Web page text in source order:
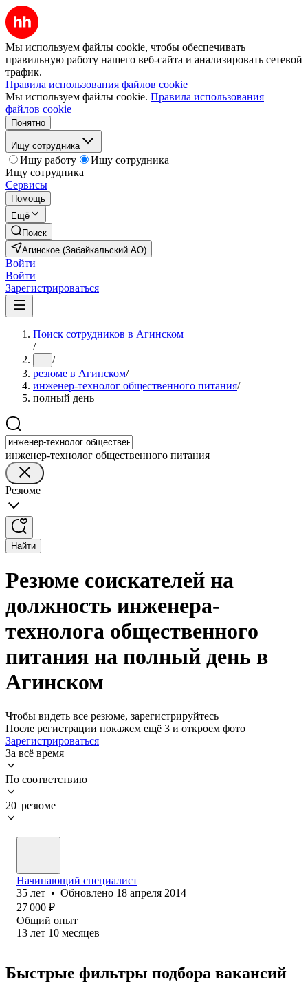
Мы используем файлы cookie, чтобы обеспечивать
правильную работу нашего веб-сайта и анализировать сетевой
трафик.
Правила использования файлов cookie
Мы используем файлы cookie. Правила использования
файлов cookie
Понятно
Ищу сотрудника
Ищу работу
Ищу сотрудника
Ищу сотрудника
Сервисы
Помощь
Ещё
Поиск
Агинское (Забайкальский АО)
Войти
Войти
Зарегистрироваться
Поиск сотрудников в Агинском
/
... /
резюме в Агинском/
инженер-технолог общественного питания/
полный день
инженер-технолог общественного питания
Резюме
Найти
Резюме соискателей на
должность инженера-
технолога общественного
питания на полный день в
Агинском
Чтобы видеть все резюме, зарегистрируйтесь
После регистрации покажем ещё 3 и откроем фото
Зарегистрироваться
За всё время
По соответствию
20 резюме
Начинающий специалист
35 лет • Обновлено 18 апреля 2014
27 000 ₽
Общий опыт
13 лет 10 месяцев
Быстрые фильтры подбора вакансий